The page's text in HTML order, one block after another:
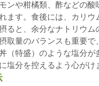
ンや柑橘類、酢などの
ます。食後には、カリ
ると、余分なナトリウム
取量のバランスも重要
（特盛）のような塩分
塩分を控えるよう心がけ